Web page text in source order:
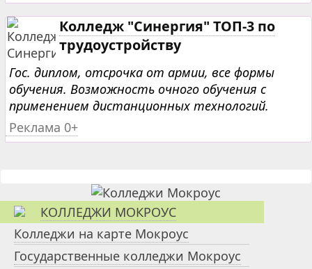
Колледж "Синергия" ТОП-3 по
трудоустройству
Гос. диплом, отсрочка от армии, все формы
обучения. Возможность очного обучения с
применением дистанционных технологий.
Реклама 0+
КОЛЛЕДЖИ МОКРОУС
Колледжи на карте Мокроус
Государственные колледжи Мокроус